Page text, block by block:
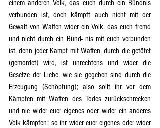
einem anderen Volk, das euch durch ein Bündnis
verbunden ist, doch kämpft auch nicht mit der
Gewalt von Waffen wider ein Volk, das euch fremd
und nicht durch ein Bünd- nis mit euch verbunden
ist, denn jeder Kampf mit Waffen, durch die getötet
(gemordet) wird, ist unrechtens und wider die
Gesetze der Liebe, wie sie gegeben sind durch die
Erzeugung (Schöpfung); also sollt ihr vor dem
Kämpfen mit Waffen des Todes zurückschrecken
und nie wider euer eigenes oder wider ein anderes
Volk kämpfen; so ihr wider euer eigenes oder wider